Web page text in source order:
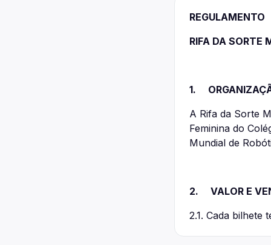
REGULAMENTO
RIFA DA SORTE
1.
A Rifa da Sorte
Feminina do
Mundial de
2. VALOR E
2.1. Cada bilhete
2.2. A aquisição